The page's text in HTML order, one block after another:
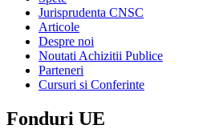
Jurisprudenta CNSC
Articole
Despre noi
Noutati Achizitii Publice
Parteneri
Cursuri si Conferinte
Fonduri UE